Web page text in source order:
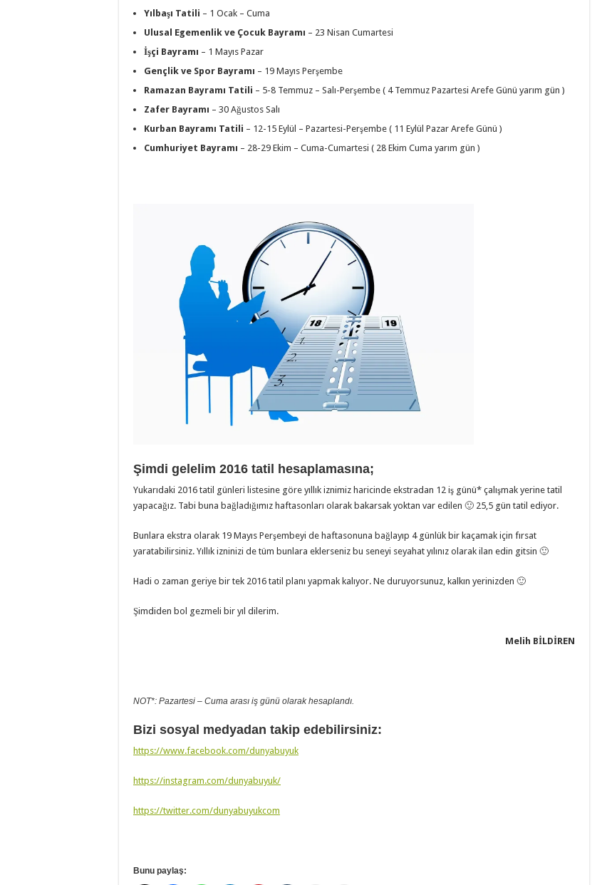
Yılbaşı Tatili – 1 Ocak – Cuma
Ulusal Egemenlik ve Çocuk Bayramı – 23 Nisan Cumartesi
İşçi Bayramı – 1 Mayıs Pazar
Gençlik ve Spor Bayramı – 19 Mayıs Perşembe
Ramazan Bayramı Tatili – 5-8 Temmuz – Salı-Perşembe ( 4 Temmuz Pazartesi Arefe Günü yarım gün )
Zafer Bayramı – 30 Ağustos Salı
Kurban Bayramı Tatili – 12-15 Eylül – Pazartesi-Perşembe ( 11 Eylül Pazar Arefe Günü )
Cumhuriyet Bayramı – 28-29 Ekim – Cuma-Cumartesi ( 28 Ekim Cuma yarım gün )
Şimdi gelelim 2016 tatil hesaplamasına;
Yukarıdaki 2016 tatil günleri listesine göre yıllık iznimiz haricinde ekstradan 12 iş günü* çalışmak yerine tatil
yapacağız. Tabi buna bağladığımız haftasonları olarak bakarsak yoktan var edilen 🙂 25,5 gün tatil ediyor.
Bunlara ekstra olarak 19 Mayıs Perşembeyi de haftasonuna bağlayıp 4 günlük bir kaçamak için fırsat
yaratabilirsiniz. Yıllık izninizi de tüm bunlara eklerseniz bu seneyi seyahat yılınız olarak ilan edin gitsin 🙂
Hadi o zaman geriye bir tek 2016 tatil planı yapmak kalıyor. Ne duruyorsunuz, kalkın yerinizden 🙂
Şimdiden bol gezmeli bir yıl dilerim.
Melih BİLDİREN
NOT*: Pazartesi – Cuma arası iş günü olarak hesaplandı.
Bizi sosyal medyadan takip edebilirsiniz:
https://www.facebook.com/dunyabuyuk
https://instagram.com/dunyabuyuk/
https://twitter.com/dunyabuyukcom
Bunu paylaş: